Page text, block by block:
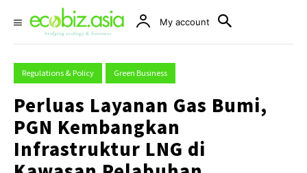
My account
Regulations & Policy Green Business
Perluas Layanan Gas Bumi,
PGN Kembangkan
Infrastruktur LNG di